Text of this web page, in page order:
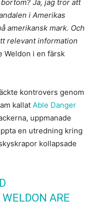
Ja, jag tror att
i Amerikas
amerikansk mark. Och
relevant information
Weldon i en färsk
kontrovers genom
kallat Able Danger
uppmanade
en utredning kring
kollapsade
ARE